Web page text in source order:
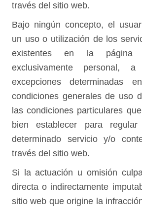
través del sitio web.
Bajo ningún concepto, el
un uso o utilización de los
existentes en la
exclusivamente personal,
excepciones determinadas
condiciones generales de uso
las condiciones particulares
bien establecer para
determinado servicio y/o
través del sitio web.
Si la actuación u omisión
directa o indirectamente
sitio web que origine la